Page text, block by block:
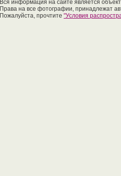
Вся информация на сайте является
Права на все фотографии, принадлежат
Пожалуйста, прочтите "Условия